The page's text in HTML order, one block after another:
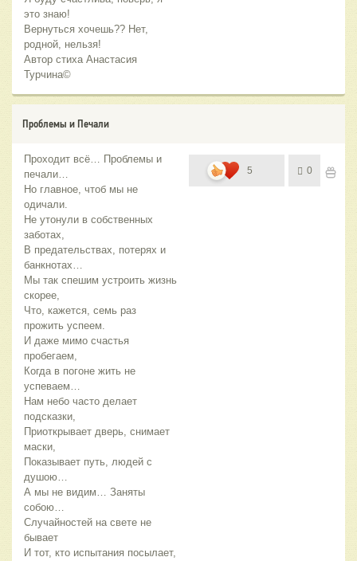
это знаю!
Вернуться хочешь?? Нет,
родной, нельзя!
Автор стиха Анастасия
Турчина©
Проблемы и Печали
Проходит всё… Проблемы и
печали…
Но главное, чтоб мы не
одичали.
Не утонули в собственных
заботах,
В предательствах, потерях и
банкнотах…
Мы так спешим устроить жизнь
скорее,
Что, кажется, семь раз
прожить успеем.
И даже мимо счастья
пробегаем,
Когда в погоне жить не
успеваем…
Нам небо часто делает
подсказки,
Приоткрывает дверь, снимает
маски,
Показывает путь, людей с
душою…
А мы не видим… Заняты
собою…
Случайностей на свете не
бывает
И тот, кто испытания посылает,
5 0